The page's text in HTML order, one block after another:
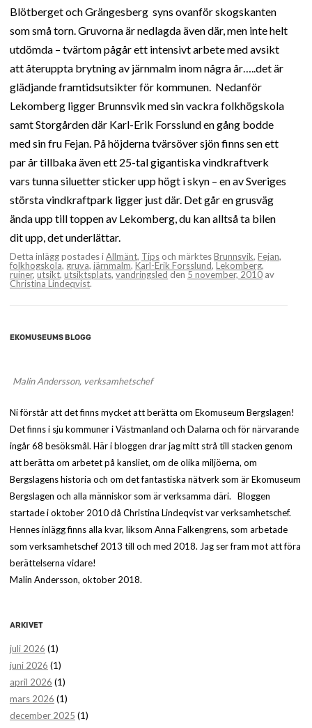
Blötberget och Grängesberg syns ovanför skogskanten
som små torn. Gruvorna är nedlagda även där, men inte helt
utdömda – tvärtom pågår ett intensivt arbete med avsikt
att återuppta brytning av järnmalm inom några år…..det är
glädjande framtidsutsikter för kommunen. Nedanför
Lekomberg ligger Brunnsvik med sin vackra folkhögskola
samt Storgården där Karl-Erik Forsslund en gång bodde
med sin fru Fejan. På höjderna tvärsöver sjön finns sen ett
par år tillbaka även ett 25-tal gigantiska vindkraftverk
vars tunna siluetter sticker upp högt i skyn – en av Sveriges
största vindkraftpark ligger just där. Det går en grusväg
ända upp till toppen av Lekomberg, du kan alltså ta bilen
dit upp, det underlättar.
Detta inlägg postades iAllmänt, Tips och märktesBrunnsvik, Fejan,
folkhogskola, gruva, järnmalm, Karl-Erik Forsslund, Lekomberg,
ruiner, utsikt, utsiktsplats, vandringsled den 5 november, 2010 av
Christina Lindeqvist.
EKOMUSEUMS BLOGG
Malin Andersson, verksamhetschef
Ni förstår att det finns mycket att berätta om Ekomuseum Bergslagen!
Det finns i sju kommuner i Västmanland och Dalarna och för närvarande
ingår 68 besöksmål. Här i bloggen drar jag mitt strå till stacken genom
att berätta om arbetet på kansliet, om de olika miljöerna, om
Bergslagens historia och om det fantastiska nätverk som är Ekomuseum
Bergslagen och alla människor som är verksamma däri. Bloggen
startade i oktober 2010 då Christina Lindeqvist var verksamhetschef.
Hennes inlägg finns alla kvar, liksom Anna Falkengrens, som arbetade
som verksamhetschef 2013 till och med 2018. Jag ser fram mot att föra
berättelserna vidare!
Malin Andersson, oktober 2018.
ARKIVET
juli 2026 (1)
juni 2026 (1)
april 2026 (1)
mars 2026 (1)
december 2025 (1)